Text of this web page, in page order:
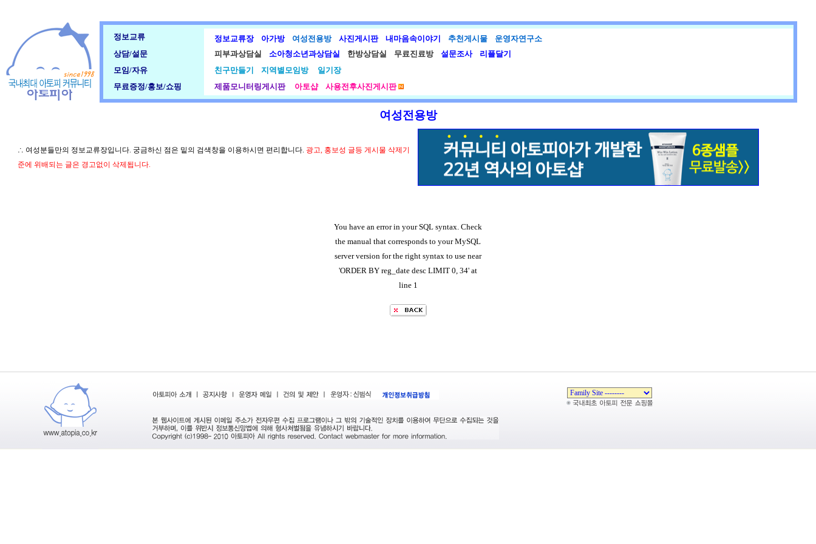
정보교류 정보교류장 아가방 여성전용방 사진게시판 내마음속이야기 추천게시물
운영자연구소
상담/설문
피부과상담실 소아청소년과상담실 한방상담실 무료진료방 설문조사
리플달기
모임/자유
친구만들기 지역별모임방
일기장
무료증정/홍보/쇼핑
제품모니터링게시판 아토샵 사용전후사진게시판
여성전용방
∴ 여성분들만의 정보교류장입니다. 궁금하신 점은 밑의 검색창을 이용하시면 편리합니다. 광고, 홍보성 글등 게시물 삭제기
준에 위배되는 글은 경고없이 삭제됩니다.
You have an error in your SQL syntax. Check
the manual that corresponds to your MySQL
server version for the right syntax to use near
'ORDER BY reg_date desc LIMIT 0, 34' at
line 1